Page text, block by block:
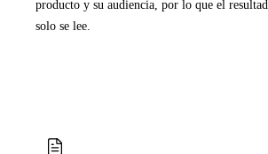
producto y su audiencia, por lo que el
solo se lee.